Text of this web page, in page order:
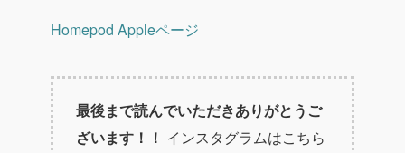
Homepod Appleページ
最後まで読んでいただきありがとうご
ざいます！！ インスタグラムはこちら